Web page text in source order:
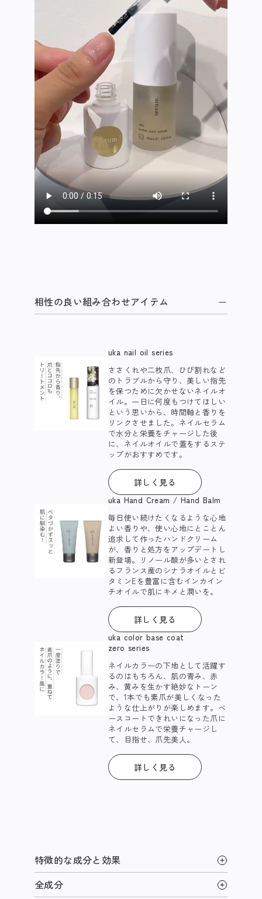
相性の良い組み合わせアイテム
uka nail oil series
ささくれや二枚爪、ひび割れなど
のトラブルから守り、美しい指先
を保つために欠かせないネイルオ
イル。一日に何度もつけてほしい
という思いから、時間軸と香りを
リンクさせました。ネイルセラム
で水分と栄養をチャージした後
に、ネイルオイルで蓋をするステ
ップがおすすめです。 ​
詳しく見る
uka Hand Cream / Hand Balm
毎日使い続けたくなるような心地
よい香りや、使い心地にとことん
追求して作ったハンドクリーム
が、香りと処方をアップデートし
新登場。リノール酸が多いとされ
るフランス産のシナラオイルとビ
タミンEを豊富に含むインカイン
チオイルで肌にキメと潤いを。​
詳しく見る
uka color base coat
zero series
ネイルカラーの下地として活躍す
るのはもちろん、肌の青み、赤
み、黄みを生かす絶妙なトーン
で、1本でも素爪が美しくなった
ような仕上がりが楽しめます。ベ
ースコートできれいになった爪に
ネイルセラムで栄養チャージし
て、目指せ、爪先美人。​
詳しく見る
特徴的な成分と効果
全成分